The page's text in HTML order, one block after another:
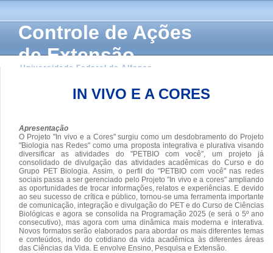
Controle de Ações
de Extensão
Universidade Federal de Alfenas
IN VIVO E A CORES
Apresentação
O Projeto "In vivo e a Cores" surgiu como um desdobramento do Projeto
"Biologia nas Redes" como uma proposta integrativa e plurativa visando
diversificar as atividades do "PETBIO com você", um projeto já
consolidado de divulgação das atividades acadêmicas do Curso e do
Grupo PET Biologia. Assim, o perfil do "PETBIO com você" nas redes
sociais passa a ser gerenciado pelo Projeto "In vivo e a cores" ampliando
as oportunidades de trocar informações, relatos e experiências. E devido
ao seu sucesso de crítica e público, tornou-se uma ferramenta importante
de comunicação, integração e divulgação do PET e do Curso de Ciências
Biológicas e agora se consolida na Programação 2025 (e será o 5º ano
consecutivo), mas agora com uma dinâmica mais moderna e interativa.
Novos formatos serão elaborados para abordar os mais diferentes temas
e conteúdos, indo do cotidiano da vida acadêmica às diferentes áreas
das Ciências da Vida. E envolve Ensino, Pesquisa e Extensão.